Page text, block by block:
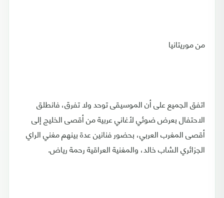
من موريتانيا
اتفق الجميع على أن الموسيقى توحد ولا تفرق، فانطلق
الاحتفال بعرض ضوئي لأغاني عربية من أقصى الخليج إلى
أقصى المغرب العربي، بحضور فنانين عدة بينهم مغني الراي
الجزائري الشاب خالد، والمغنية العراقية رحمة رياض.